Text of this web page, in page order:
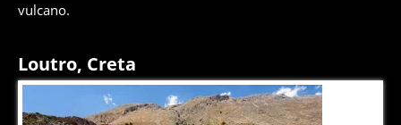
vulcano.
Loutro, Creta